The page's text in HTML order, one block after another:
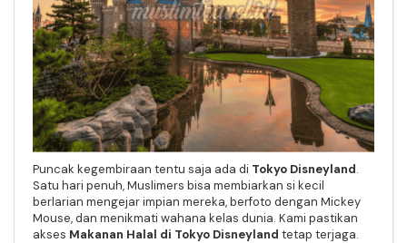
Puncak kegembiraan tentu saja ada di Tokyo Disneyland.
Satu hari penuh, Muslimers bisa membiarkan si kecil
berlarian mengejar impian mereka, berfoto dengan Mickey
Mouse, dan menikmati wahana kelas dunia. Kami pastikan
akses Makanan Halal di Tokyo Disneyland tetap terjaga.